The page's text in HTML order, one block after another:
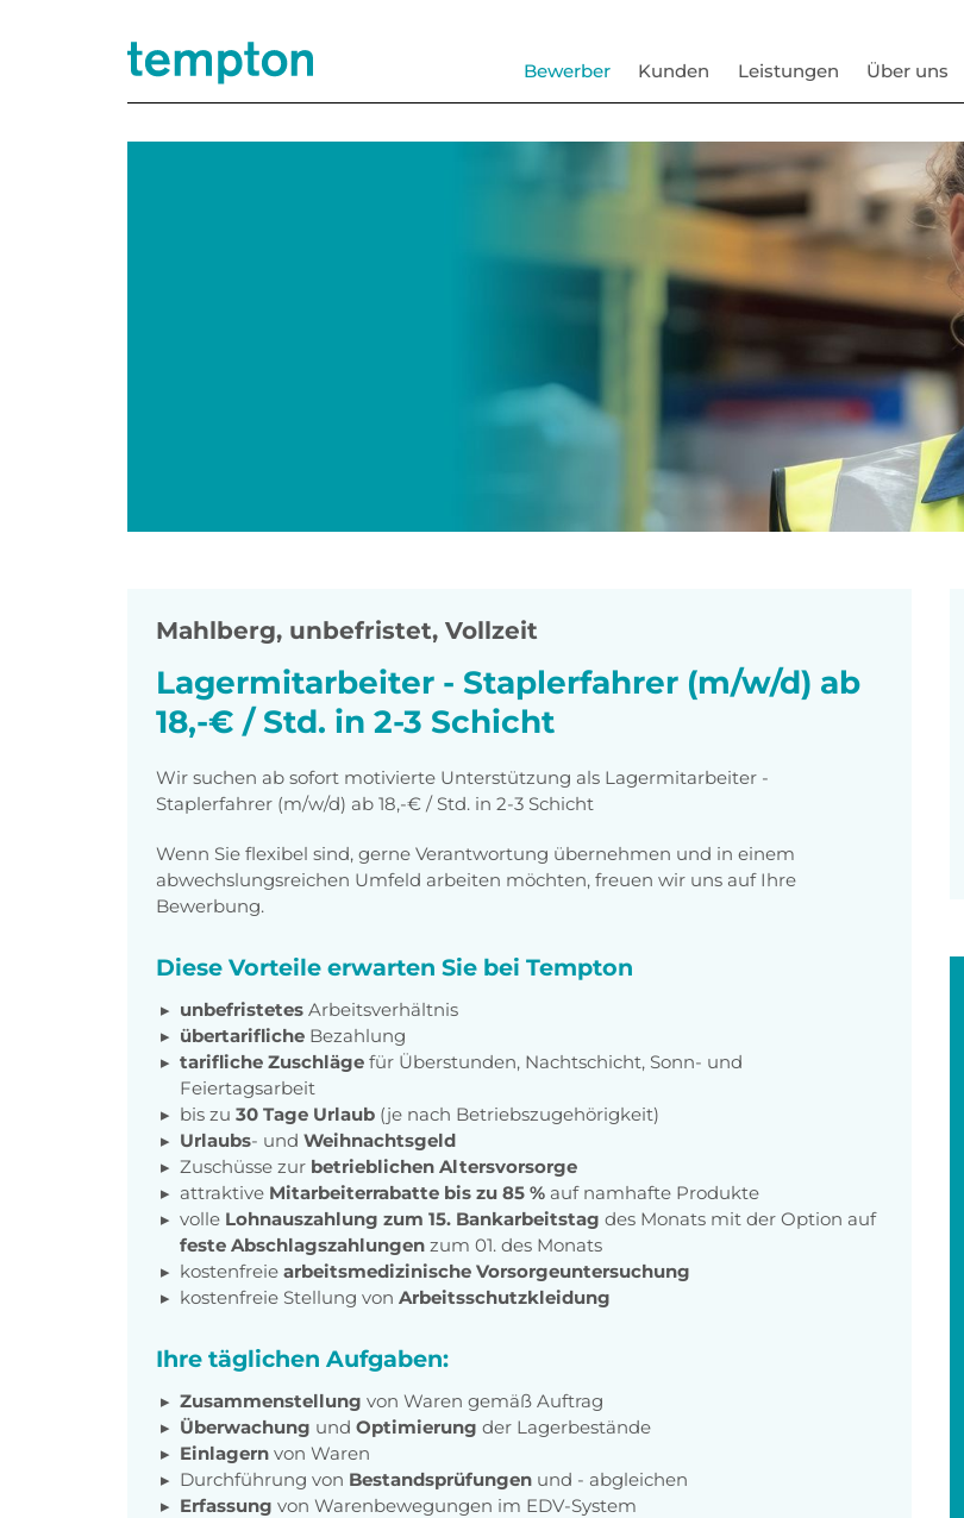
Bewerber Kunden Leistungen Über uns
Mahlberg, unbefristet, Vollzeit
Lagermitarbeiter - Staplerfahrer (m/w/d) ab
18,-€ / Std. in 2-3 Schicht
Wir suchen ab sofort motivierte Unterstützung als Lagermitarbeiter -
Staplerfahrer (m/w/d) ab 18,-€ / Std. in 2-3 Schicht
Wenn Sie flexibel sind, gerne Verantwortung übernehmen und in einem
abwechslungsreichen Umfeld arbeiten möchten, freuen wir uns auf Ihre
Bewerbung.
Diese Vorteile erwarten Sie bei Tempton
unbefristetes Arbeitsverhältnis
übertarifliche Bezahlung
tarifliche Zuschläge für Überstunden, Nachtschicht, Sonn- und
Feiertagsarbeit
bis zu 30 Tage Urlaub (je nach Betriebszugehörigkeit)
Urlaubs- und Weihnachtsgeld
Zuschüsse zur betrieblichen Altersvorsorge
attraktive Mitarbeiterrabatte bis zu 85 % auf namhafte Produkte
volle Lohnauszahlung zum 15. Bankarbeitstag des Monats mit der Option auf
feste Abschlagszahlungen zum 01. des Monats
kostenfreie arbeitsmedizinische Vorsorgeuntersuchung
kostenfreie Stellung von Arbeitsschutzkleidung
Ihre täglichen Aufgaben:
Zusammenstellung von Waren gemäß Auftrag
Überwachung und Optimierung der Lagerbestände
Einlagern von Waren
Durchführung von Bestandsprüfungen und - abgleichen
Erfassung von Warenbewegungen im EDV-System